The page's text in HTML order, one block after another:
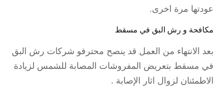
عودتها مرة اخرى.
مكافحة و رش البق في مسقط
بعد الانتهاء من العمل قد ينصح محترفو شركات رش البق
في مسقط بتعريض المفروشات المصابة للشمس لزيادة
الاطمئنان لزوال اثار الإصابة .